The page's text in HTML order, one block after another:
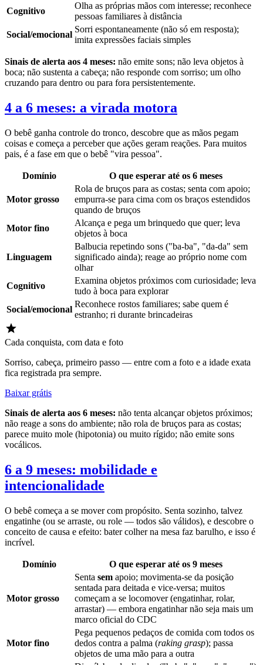
Cognitivo
Olha as próprias mãos com interesse; reconhece
pessoas familiares à distância
Social/emocional
Sorri espontaneamente (não só em resposta);
imita expressões faciais simples
Sinais de alerta aos 4 meses: não emite sons; não leva objetos à
boca; não sustenta a cabeça; não responde com sorriso; um olho
cruzando para dentro ou para fora persistentemente.
4 a 6 meses: a virada motora
O bebê ganha controle do tronco, descobre que as mãos pegam
coisas e começa a perceber que ações geram reações. Para muitos
pais, é a fase em que o bebê "vira pessoa".
Domínio O que esperar até os 6 meses
Motor grosso
Rola de bruços para as costas; senta com apoio;
empurra-se para cima com os braços estendidos
quando de bruços
Motor fino
Alcança e pega um brinquedo que quer; leva
objetos à boca
Linguagem
Balbucia repetindo sons ("ba-ba", "da-da" sem
significado ainda); reage ao próprio nome com
olhar
Cognitivo
Examina objetos próximos com curiosidade; leva
tudo à boca para explorar
Social/emocional
Reconhece rostos familiares; sabe quem é
estranho; ri durante brincadeiras
Cada conquista, com data e foto
Sorriso, cabeça, primeiro passo — entre com a foto e a idade exata
fica registrada pra sempre.
Baixar grátis
Sinais de alerta aos 6 meses: não tenta alcançar objetos próximos;
não reage a sons do ambiente; não rola de bruços para as costas;
parece muito mole (hipotonia) ou muito rígido; não emite sons
vocálicos.
6 a 9 meses: mobilidade e
intencionalidade
O bebê começa a se mover com propósito. Senta sozinho, talvez
engatinhe (ou se arraste, ou role — todos são válidos), e descobre o
conceito de causa e efeito: bater colher na mesa faz barulho, e isso é
incrível.
Domínio O que esperar até os 9 meses
Motor grosso
Senta sem apoio; movimenta-se da posição
sentada para deitada e vice-versa; muitos
começam a se locomover (engatinhar, rolar,
arrastar) — embora engatinhar não seja mais um
marco oficial do CDC
Motor fino
Pega pequenos pedaços de comida com todos os
dedos contra a palma (raking grasp); passa
objetos de uma mão para a outra